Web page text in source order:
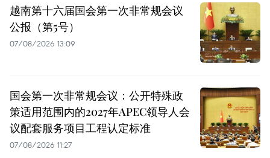
越南第十六届国会第一次非常规会议
公报（第5号）
07/08/2026 13:09
国会第一次非常规会议：公开特殊政
策适用范围内的2027年APEC领导人会
议配套服务项目工程认定标准
07/08/2026 11:27